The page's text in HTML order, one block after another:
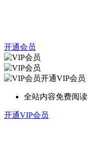
开通会员
开通VIP会员
全站内容免费阅读
开通VIP会员